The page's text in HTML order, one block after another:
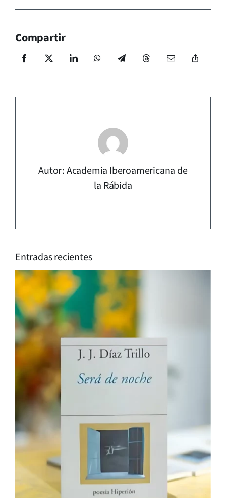
Compartir
Autor: Academia Iberoamericana de
la Rábida
Entradas recientes